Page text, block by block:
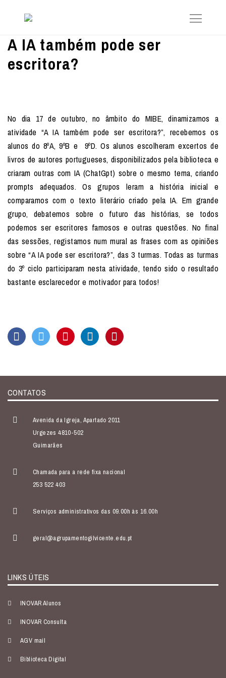
A IA também pode ser
escritora?
No dia 17 de outubro, no âmbito do MIBE, dinamizamos a
atividade “A IA também pode ser escritora?”, recebemos os
alunos do 8ºA, 9ºB e 9ºD. Os alunos escolheram excertos de
livros de autores portugueses, disponibilizados pela biblioteca e
criaram outras com IA (ChatGpt) sobre o mesmo tema, criando
prompts adequados. Os grupos leram a história inicial e
comparamos com o texto literário criado pela IA. Em grande
grupo, debatemos sobre o futuro das histórias, se todos
podemos ser escritores famosos e outras questões. No final
das sessões, registamos num mural as frases com as opiniões
sobre “A IA pode ser escritora?”, das 3 turmas. Todas as turmas
do 3º ciclo participaram nesta atividade, tendo sido o resultado
bastante esclarecedor e motivador para todos!
CONTATOS
Avenida da Igreja, Apartado 2011
Urgezes 4810-502
Guimarães
Chamada para a rede fixa nacional
253 522 403
Serviços administrativos das 09.00h às 16.00h
geral@agrupamentogilvicente.edu.pt
LINKS ÚTEIS
INOVAR Alunos
INOVAR Consulta
AGV mail
Biblioteca Digital